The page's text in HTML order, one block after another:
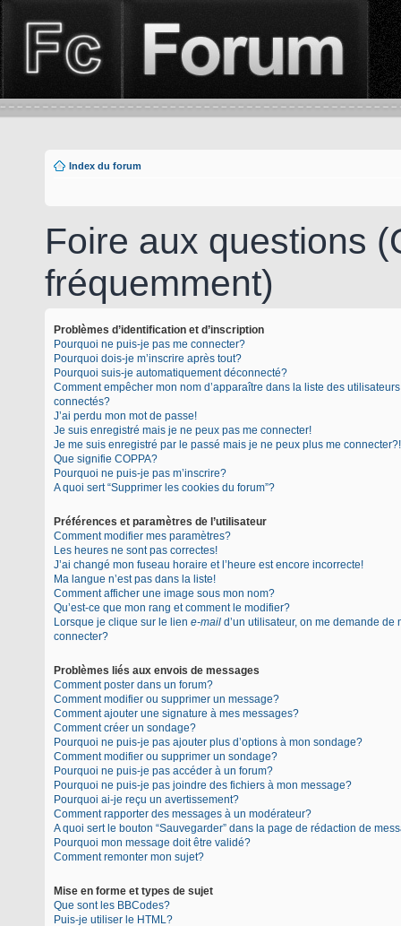
Index du forum
Foire aux questions
fréquemment)
Problèmes d’identification et d’inscription
Pourquoi ne puis-je pas me connecter?
Pourquoi dois-je m’inscrire après tout?
Pourquoi suis-je automatiquement déconnecté?
Comment empêcher mon nom d’apparaître dans la liste des utilisateurs
connectés?
J’ai perdu mon mot de passe!
Je suis enregistré mais je ne peux pas me connecter!
Je me suis enregistré par le passé mais je ne peux plus me connecter?!
Que signifie COPPA?
Pourquoi ne puis-je pas m’inscrire?
A quoi sert “Supprimer les cookies du forum”?
Préférences et paramètres de l’utilisateur
Comment modifier mes paramètres?
Les heures ne sont pas correctes!
J’ai changé mon fuseau horaire et l’heure est encore incorrecte!
Ma langue n’est pas dans la liste!
Comment afficher une image sous mon nom?
Qu’est-ce que mon rang et comment le modifier?
Lorsque je clique sur le lien e-mail d’un utilisateur, on me demande de
connecter?
Problèmes liés aux envois de messages
Comment poster dans un forum?
Comment modifier ou supprimer un message?
Comment ajouter une signature à mes messages?
Comment créer un sondage?
Pourquoi ne puis-je pas ajouter plus d’options à mon sondage?
Comment modifier ou supprimer un sondage?
Pourquoi ne puis-je pas accéder à un forum?
Pourquoi ne puis-je pas joindre des fichiers à mon message?
Pourquoi ai-je reçu un avertissement?
Comment rapporter des messages à un modérateur?
A quoi sert le bouton “Sauvegarder” dans la page de rédaction de
Pourquoi mon message doit être validé?
Comment remonter mon sujet?
Mise en forme et types de sujet
Que sont les BBCodes?
Puis-je utiliser le HTML?